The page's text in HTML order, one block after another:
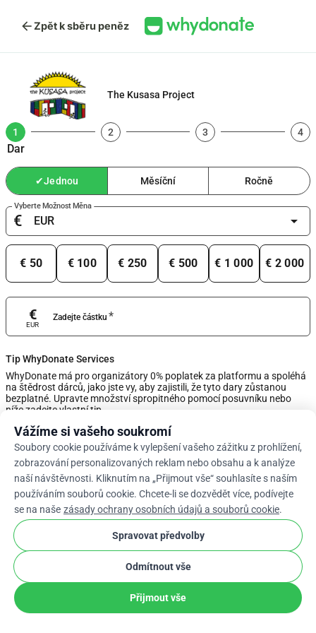
arrow_backZpět k sběru peněz
The Kusasa Project
1
Dar
2 3 4
✔Jednou Měsíční Ročně
Vyberte Možnost Měna
€ arrow_drop_down
€ 50 € 100 € 250 € 500 € 1 000 € 2 000
Zadejte částku *
€
EUR
Tip WhyDonate Services
WhyDonate má pro organizátory 0% poplatek za platformu a spoléhá
na štědrost dárců, jako jste vy, aby zajistili, že tyto dary zůstanou
bezplatné. Upravte množství spropitného pomocí posuvníku nebo
níže zadejte vlastní tip.
0%
Zadejte Vlastní Tip
Dále
Vážíme si vašeho soukromí
Soubory cookie používáme k vylepšení vašeho zážitku z prohlížení,
zobrazování personalizovaných reklam nebo obsahu a k analýze
naší návštěvnosti. Kliknutím na „Přijmout vše“ souhlasíte s naším
používáním souborů cookie. Chcete-li se dozvědět více, podívejte
se na naše zásady ochrany osobních údajů a souborů cookie.
Spravovat předvolby
Odmítnout vše
Přijmout vše